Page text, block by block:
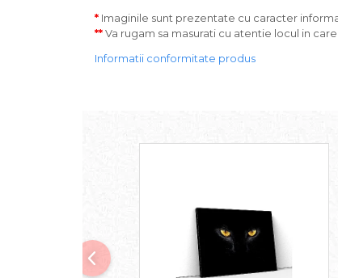
* Imaginile sunt prezentate cu caracter
**Va rugam sa masurati cu atentie locul in
Informatii conformitate produs